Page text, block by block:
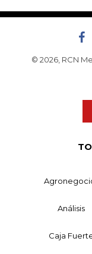
© 2026, RCN
Análisis
Caja